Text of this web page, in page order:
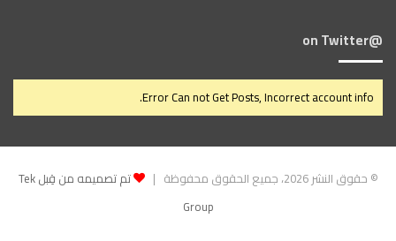
@on Twitter
Error Can not Get Posts, Incorrect account info.
© حقوق النشر 2026، جميع الحقوق محفوظة |
تم تصميمه من قِبل Tek
Group